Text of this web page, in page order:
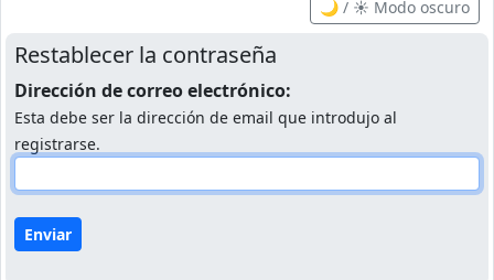
🌙 / ☀️ Modo oscuro
Restablecer la contraseña
Dirección de correo electrónico:
Esta debe ser la dirección de email que introdujo al
registrarse.